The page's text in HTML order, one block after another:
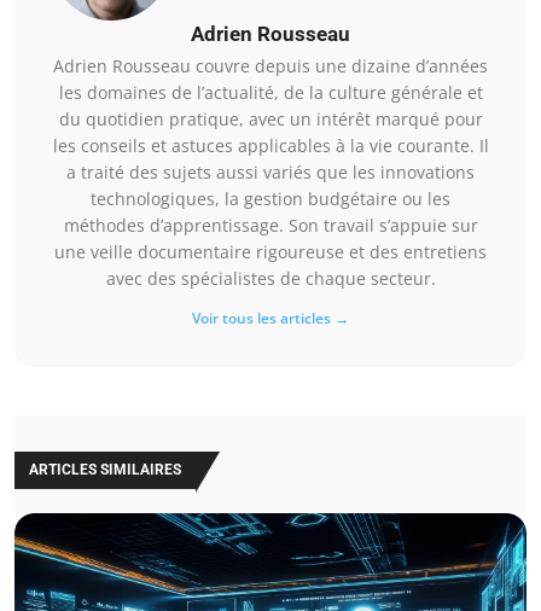
Adrien Rousseau
Adrien Rousseau couvre depuis une dizaine d’années
les domaines de l’actualité, de la culture générale et
du quotidien pratique, avec un intérêt marqué pour
les conseils et astuces applicables à la vie courante. Il
a traité des sujets aussi variés que les innovations
technologiques, la gestion budgétaire ou les
méthodes d’apprentissage. Son travail s’appuie sur
une veille documentaire rigoureuse et des entretiens
avec des spécialistes de chaque secteur.
Voir tous les articles →
ARTICLES SIMILAIRES